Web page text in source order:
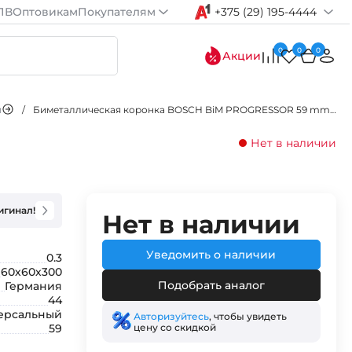
ОптовикамПокупателям +375 (29) 195-4444
Акции 0 0 0
/ Биметаллическая коронка BOSCH BiM PROGRESSOR 59 mm, NEW
Нет в наличии
0.3
60х60х300
Германия
44
59
Нет в наличии
Уведомить о наличии
Подобрать аналог
Авторизуйтесь, чтобы увидеть
цену со скидкой